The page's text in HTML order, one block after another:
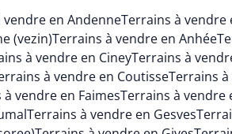
vendre en AndenneTerrains à vendre
(vezin)Terrains à vendre en Anhée
à vendre en CineyTerrains à
à vendre en CoutisseTerrains
vendre en FaimesTerrains à vendre
Terrains à vendre en Gesves